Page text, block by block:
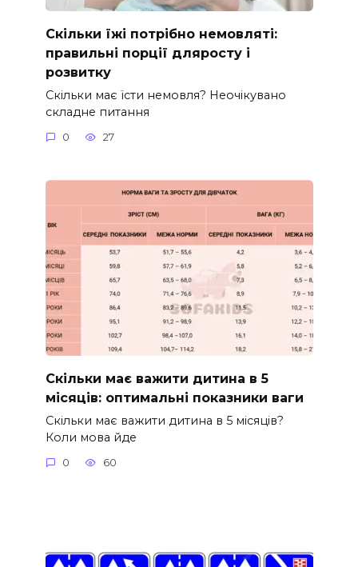
Скільки їжі потрібно немовляті:
правильні порції дляросту і
розвитку
Скільки має їсти немовля? Неочікувано
складне питання
0 27
Скільки має важити дитина в 5
місяців: оптимальні показники ваги
Скільки має важити дитина в 5 місяців?
Коли мова йде
0 60